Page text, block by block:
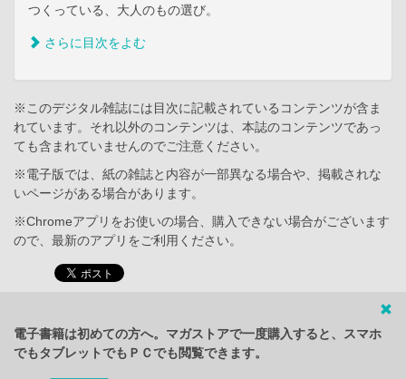
つくっている、大人のもの選び。
さらに目次をよむ
※このデジタル雑誌には目次に記載されているコンテンツが含ま
れています。それ以外のコンテンツは、本誌のコンテンツであっ
ても含まれていませんのでご注意ください。
※電子版では、紙の雑誌と内容が一部異なる場合や、掲載されな
いページがある場合があります。
※Chromeアプリをお使いの場合、購入できない場合がございます
ので、最新のアプリをご利用ください。
電子書籍は初めての方へ。マガストアで一度購入すると、スマホ
でもタブレットでもＰＣでも閲覧できます。